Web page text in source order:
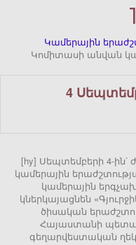
Կամերային
Կոմիտասի անվան
4
[hy] Սեպտեմբերի 4-
կամերային
կամերային
կներկայացնեն
ծիսական
Հայաստանի
գեղարվեստական